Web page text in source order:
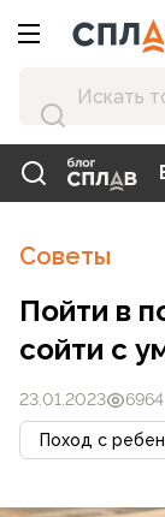
Советы
Пойти в
сойти с
23.01.2023 6964
Поход с